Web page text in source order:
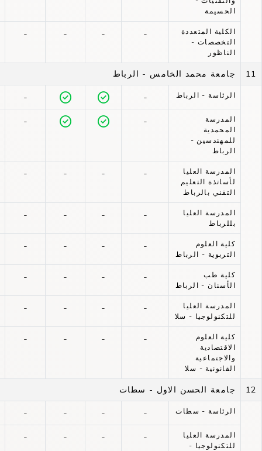
الحسيمة
الكلية المتعددة
التخصصات -
الناظور
-
-
-
-
11 جامعة محمد الخامس - الرباط
الرئاسة - الرباط -
-
المدرسة
المحمدية
للمهندسين -
الرباط
-
-
المدرسة العليا
لأساتذة التعليم
التقني بالرباط
-
-
-
-
المدرسة العليا
بللرباط
-
-
-
-
كلية العلوم
التربوية - الرباط
-
-
-
-
كلية طب
الأسنان - الرباط
-
-
-
-
المدرسة العليا
للتكنولوجيا - سلا
-
-
-
-
كلية العلوم
الاقتصادية
والاجتماعية
القانونية - سلا
-
-
-
-
12 جامعة الحسن الاول - سطات
الرئاسة - سطات -
-
-
-
المدرسة العليا
للتكنولوجيا -
-
-
-
-